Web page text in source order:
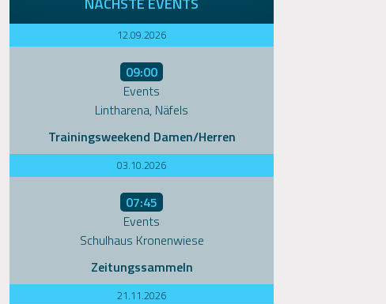
12.09.2026
09:00
Events
Lintharena, Näfels
Trainingsweekend Damen/Herren
03.10.2026
07:45
Events
Schulhaus Kronenwiese
Zeitungssammeln
21.11.2026